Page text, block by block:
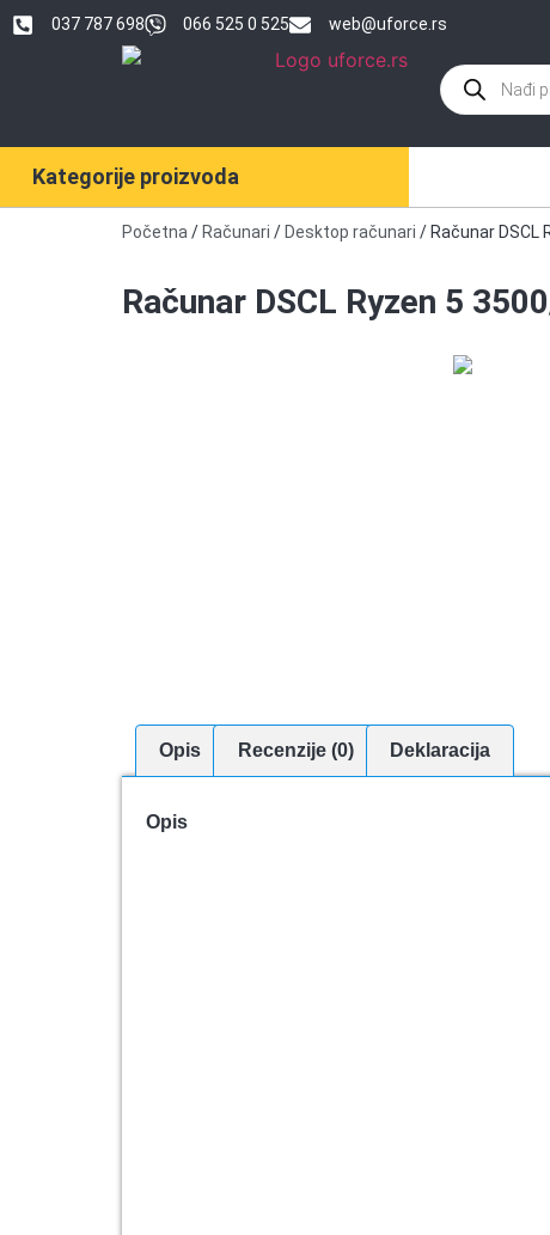
037 787 698 066 525 0 525 web@uforce.rs
Kategorije proizvoda
Početna / Računari / Desktop računari / Računar DSCL
Računar DSCL Ryzen 5
Opis Recenzije (0) Deklaracija
Opis